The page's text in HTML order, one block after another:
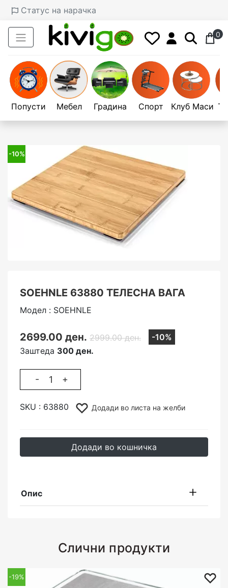
Статус на нарачка
0
Попусти Мебел Градина Спорт Клуб Маси
-10%
SOEHNLE 63880 ТЕЛЕСНА ВАГА
Модел : SOEHNLE
2699.00 ден. 2999.00 ден.
-10%
Заштеда 300 ден.
- +
SKU : 63880 Додади во листа на желби
Додади во кошничка
Опис
Слични продукти
-19%
-22%